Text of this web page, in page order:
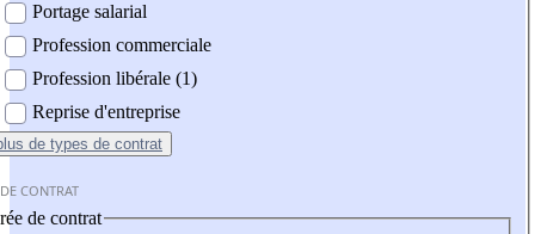
Portage salarial
Profession commerciale
Profession libérale (1)
Reprise d'entreprise
de types de contrat
CONTRAT
de contrat